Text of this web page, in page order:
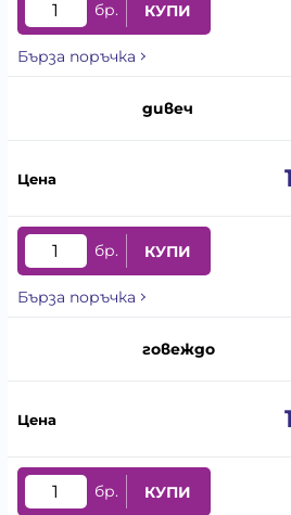
бр. КУПИ
Бърза поръчка
дивеч
бр. КУПИ
Бърза поръчка
говеждо
бр. КУПИ